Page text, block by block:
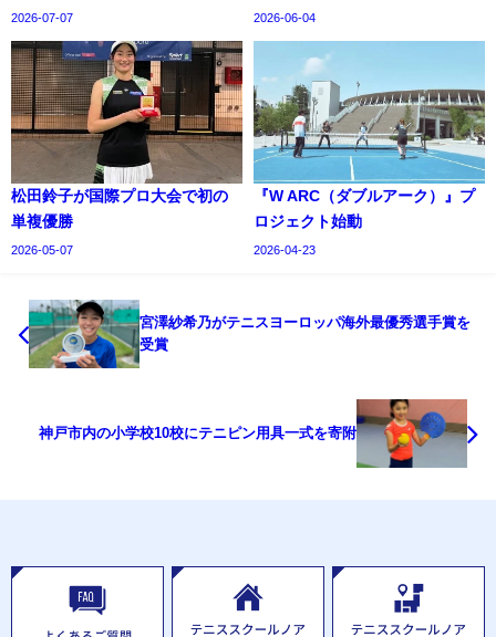
2026-07-07 2026-06-04
松田鈴子が国際プロ大会で初の
単複優勝
2026-05-07
『W ARC（ダブルアーク）』プ
ロジェクト始動
2026-04-23
宮澤紗希乃がテニスヨーロッパ海外最優秀選手賞を
受賞
神戸市内の小学校10校にテニピン用具一式を寄附